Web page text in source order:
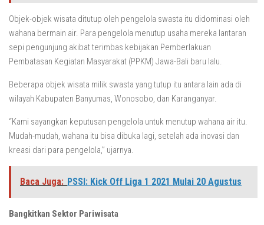
Objek-objek wisata ditutup oleh pengelola swasta itu didominasi oleh
wahana bermain air. Para pengelola menutup usaha mereka lantaran
sepi pengunjung akibat terimbas kebijakan Pemberlakuan
Pembatasan Kegiatan Masyarakat (PPKM) Jawa-Bali baru lalu.
Beberapa objek wisata milik swasta yang tutup itu antara lain ada di
wilayah Kabupaten Banyumas, Wonosobo, dan Karanganyar.
“Kami sayangkan keputusan pengelola untuk menutup wahana air itu.
Mudah-mudah, wahana itu bisa dibuka lagi, setelah ada inovasi dan
kreasi dari para pengelola,” ujarnya.
Baca Juga: PSSI: Kick Off Liga 1 2021 Mulai 20 Agustus
Bangkitkan Sektor Pariwisata